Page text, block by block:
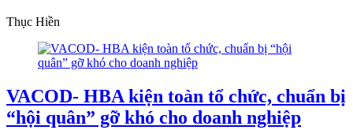
Thục Hiền
VACOD- HBA kiện toàn tổ chức, chuẩn bị
“hội quân” gỡ khó cho doanh nghiệp